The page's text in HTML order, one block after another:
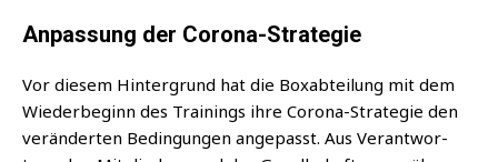
Anpassung der Corona-Strategie
Vor die­sem Hin­ter­grund hat die Box­ab­tei­lung mit dem
Wie­der­be­ginn des Trai­nings ihre Coro­na-Stra­te­gie den
ver­än­der­ten Bedin­gun­gen ange­passt. Aus Ver­ant­wor­